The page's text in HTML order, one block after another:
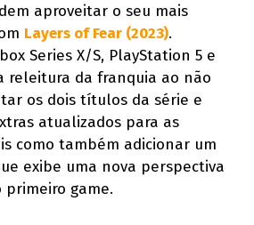
aproveitar o seu mais
Layers of Fear (2023).
Series X/S, PlayStation 5 e
releitura da franquia ao não
os dois títulos da série e
atualizados para as
como também adicionar um
exibe uma nova perspectiva
game.